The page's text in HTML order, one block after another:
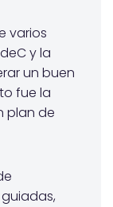
varios
y la
un buen
fue la
plan de